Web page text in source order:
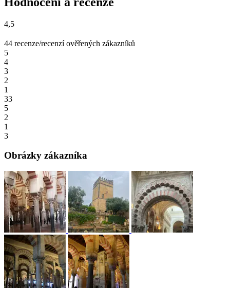
4,5
44 recenze/recenzí ověřených zákazníků
5
4
3
2
1
33
5
2
1
3
Obrázky zákazníka